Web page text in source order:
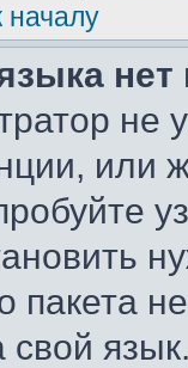
началу
нет
не
или
пакета
свой